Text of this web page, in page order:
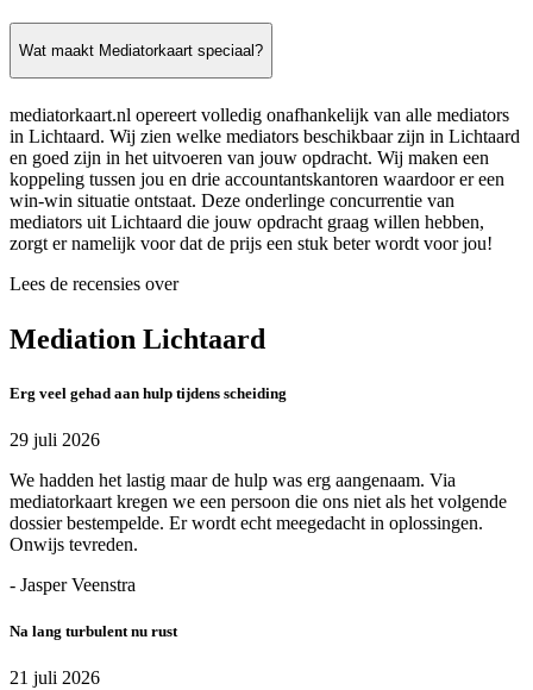
Wat maakt Mediatorkaart speciaal?
mediatorkaart.nl opereert volledig onafhankelijk van alle mediators
in Lichtaard. Wij zien welke mediators beschikbaar zijn in Lichtaard
en goed zijn in het uitvoeren van jouw opdracht. Wij maken een
koppeling tussen jou en drie accountantskantoren waardoor er een
win-win situatie ontstaat. Deze onderlinge concurrentie van
mediators uit Lichtaard die jouw opdracht graag willen hebben,
zorgt er namelijk voor dat de prijs een stuk beter wordt voor jou!
Lees de recensies over
Mediation Lichtaard
Erg veel gehad aan hulp tijdens scheiding
29 juli 2026
We hadden het lastig maar de hulp was erg aangenaam. Via
mediatorkaart kregen we een persoon die ons niet als het volgende
dossier bestempelde. Er wordt echt meegedacht in oplossingen.
Onwijs tevreden.
- Jasper Veenstra
Na lang turbulent nu rust
21 juli 2026